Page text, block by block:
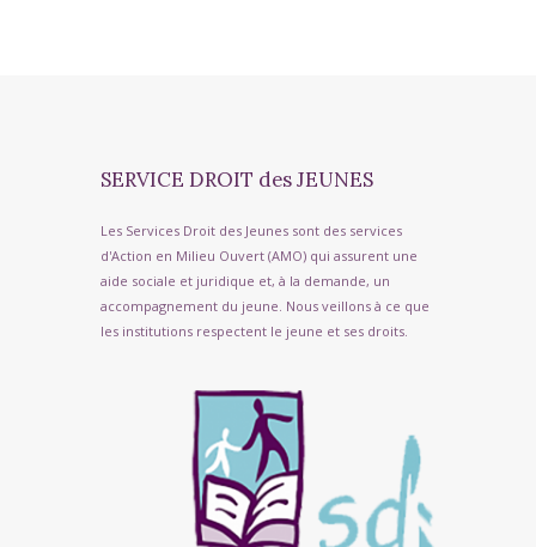
SERVICE DROIT des JEUNES
Les Services Droit des Jeunes sont des services
d'Action en Milieu Ouvert (AMO) qui assurent une
aide sociale et juridique et, à la demande, un
accompagnement du jeune. Nous veillons à ce que
les institutions respectent le jeune et ses droits.